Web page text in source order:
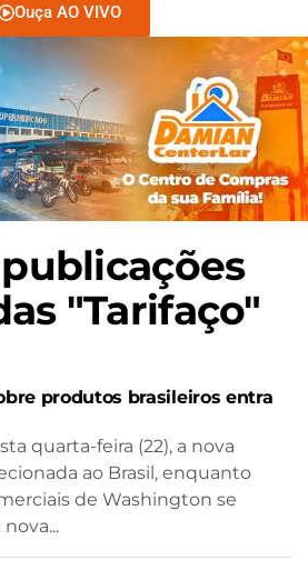
Ouça AO VIVO
"Tarifaço"
produtos brasileiros entra
quarta-feira (22), a nova
ao Brasil, enquanto
de Washington se